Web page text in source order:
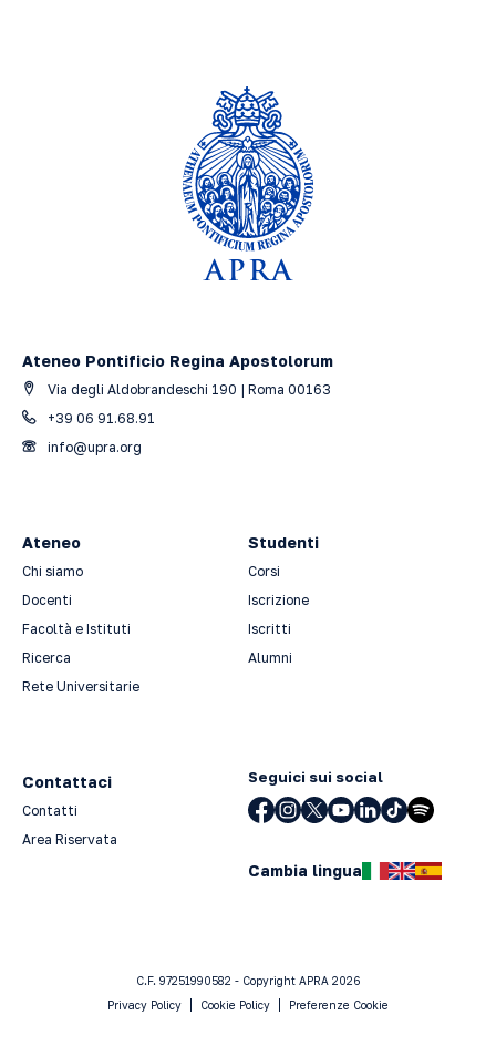
Ateneo Pontificio Regina Apostolorum
Via degli Aldobrandeschi 190 | Roma 00163
+39 06 91.68.91
info@upra.org
Ateneo
Chi siamo
Docenti
Facoltà e Istituti
Ricerca
Rete Universitarie
Studenti
Corsi
Iscrizione
Iscritti
Alumni
Contattaci
Contatti
Area Riservata
Seguici sui social
Cambia lingua
C.F. 97251990582 - Copyright APRA 2026
Privacy Policy
Cookie Policy Preferenze Cookie